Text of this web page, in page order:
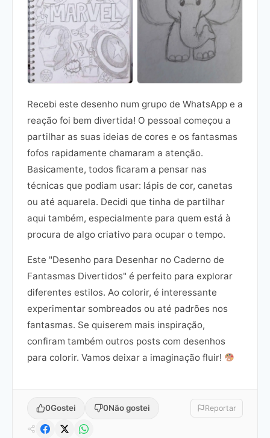
Recebi este desenho num grupo de WhatsApp e a
reação foi bem divertida! O pessoal começou a
partilhar as suas ideias de cores e os fantasmas
fofos rapidamente chamaram a atenção.
Basicamente, todos ficaram a pensar nas
técnicas que podiam usar: lápis de cor, canetas
ou até aquarela. Decidi que tinha de partilhar
aqui também, especialmente para quem está à
procura de algo criativo para ocupar o tempo.
Este "Desenho para Desenhar no Caderno de
Fantasmas Divertidos" é perfeito para explorar
diferentes estilos. Ao colorir, é interessante
experimentar sombreados ou até padrões nos
fantasmas. Se quiserem mais inspiração,
confiram também outros posts com desenhos
para colorir. Vamos deixar a imaginação fluir!
0Gostei 0Não gostei Reportar